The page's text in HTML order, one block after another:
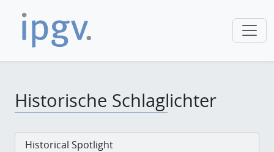
Historische Schlaglichter
Historical Spotlight